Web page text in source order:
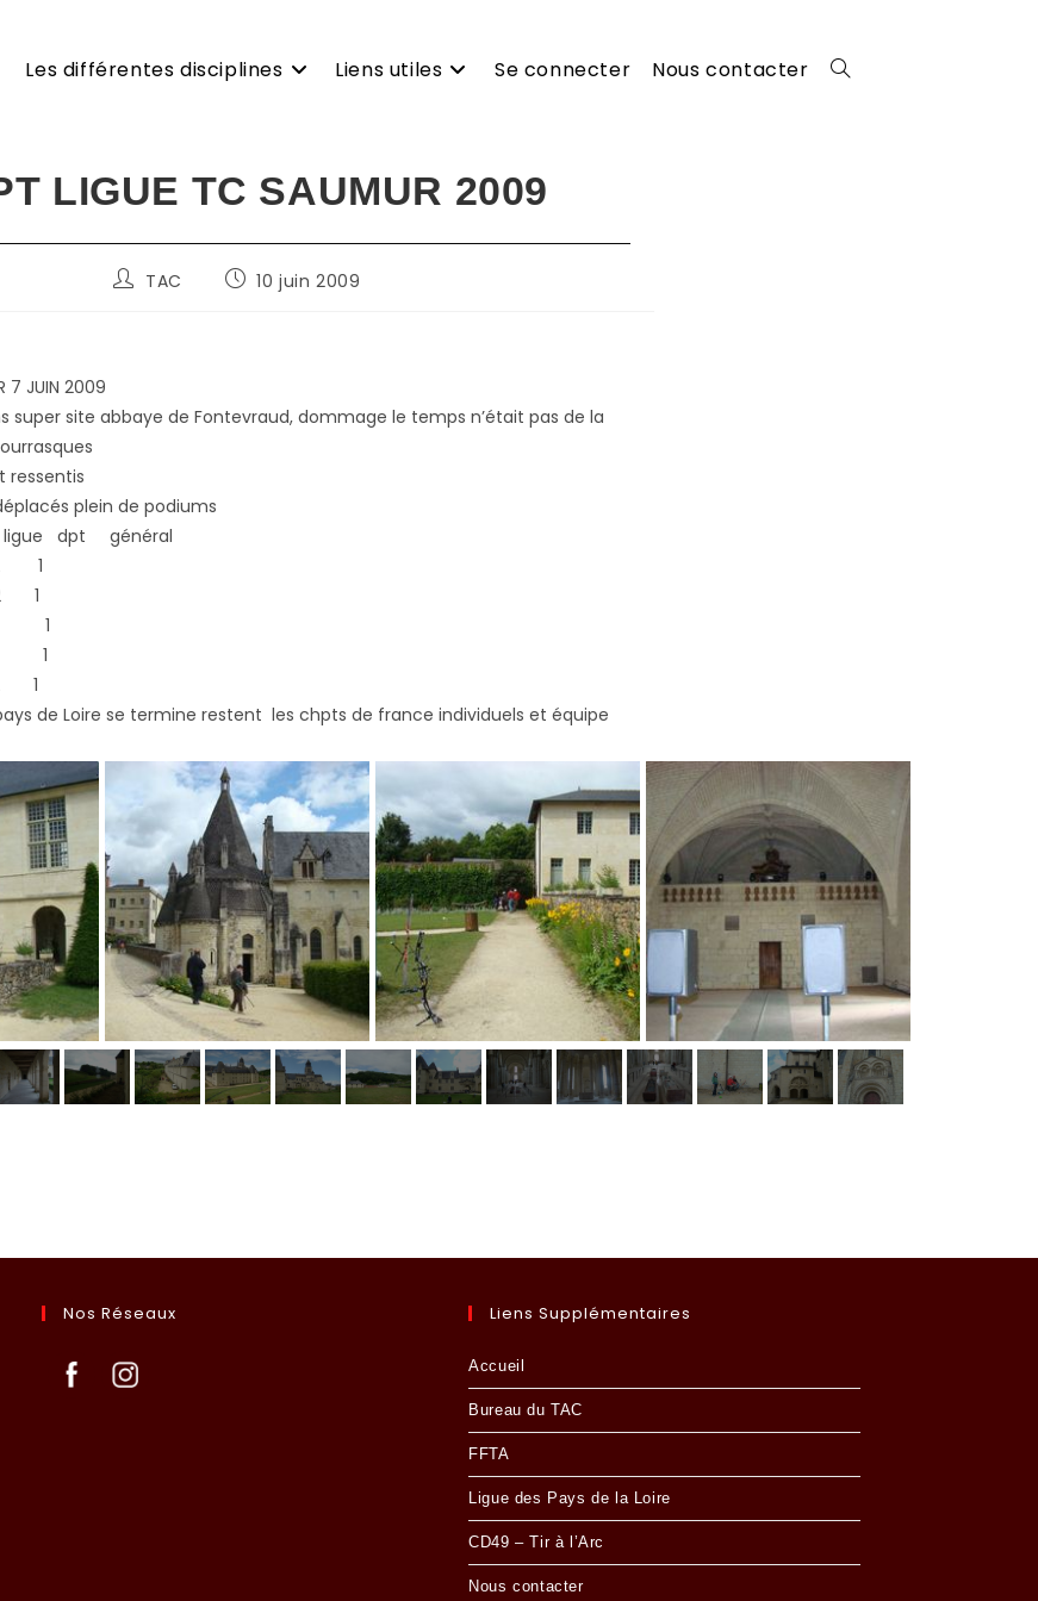
Les différentes disciplines Liens utiles Se connecter Nous contacter Toggle
LIGUE TC SAUMUR 2009
Auteur/autrice
TAC
Publication
10 juin 2009
7 JUIN 2009
super site abbaye de Fontevraud, dommage le temps n’était pas de la
ressentis
plein de podiums
dpt général
1
1
1
1
1
de Loire se termine restent les chpts de france individuels et équipe
Nos Réseaux Liens Supplémentaires
Accueil
Bureau du TAC
FFTA
Ligue des Pays de la Loire
CD49 – Tir à l’Arc
Nous contacter